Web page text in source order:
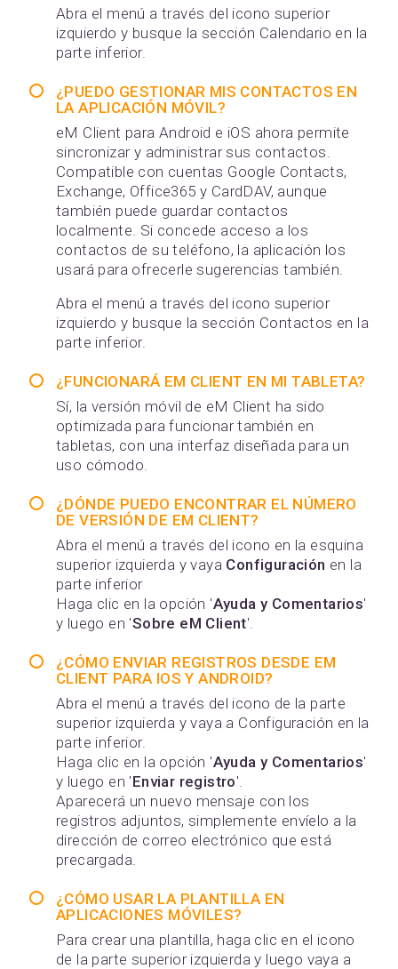
Abra el menú a través del icono superior
izquierdo y busque la sección Calendario en la
parte inferior.
¿PUEDO GESTIONAR MIS CONTACTOS EN
LA APLICACIÓN MÓVIL?
eM Client para Android e iOS ahora permite
sincronizar y administrar sus contactos.
Compatible con cuentas Google Contacts,
Exchange, Office365 y CardDAV, aunque
también puede guardar contactos
localmente. Si concede acceso a los
contactos de su teléfono, la aplicación los
usará para ofrecerle sugerencias también.
Abra el menú a través del icono superior
izquierdo y busque la sección Contactos en la
parte inferior.
¿FUNCIONARÁ EM CLIENT EN MI TABLETA?
Sí, la versión móvil de eM Client ha sido
optimizada para funcionar también en
tabletas, con una interfaz diseñada para un
uso cómodo.
¿DÓNDE PUEDO ENCONTRAR EL NÚMERO
DE VERSIÓN DE EM CLIENT?
Abra el menú a través del icono en la esquina
superior izquierda y vaya Configuración en la
parte inferior
Haga clic en la opción 'Ayuda y Comentarios'
y luego en 'Sobre eM Client'.
¿CÓMO ENVIAR REGISTROS DESDE EM
CLIENT PARA IOS Y ANDROID?
Abra el menú a través del icono de la parte
superior izquierda y vaya a Configuración en la
parte inferior.
Haga clic en la opción 'Ayuda y Comentarios'
y luego en 'Enviar registro'.
Aparecerá un nuevo mensaje con los
registros adjuntos, simplemente envíelo a la
dirección de correo electrónico que está
precargada.
¿CÓMO USAR LA PLANTILLA EN
APLICACIONES MÓVILES?
Para crear una plantilla, haga clic en el icono
de la parte superior izquierda y luego vaya a